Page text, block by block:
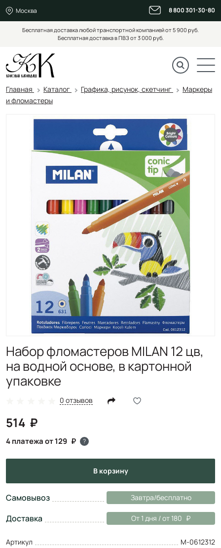
Москва 8 800 301-30-80
Бесплатная доставка любой транспортной компанией от 5 900 руб.
Бесплатная доставка в ПВЗ от 3 000 руб.
Главная Каталог Графика, рисунок, скетчинг
Маркеры
и фломастеры
Набор фломастеров MILAN 12 цв,
на водной основе, в картонной
упаковке
0 отзывов
514
4 платежа от 129 ?
в корзину
Самовывоз Завтра/бесплатно
Доставка От 1 дня / от 180
Артикул
M-0612312